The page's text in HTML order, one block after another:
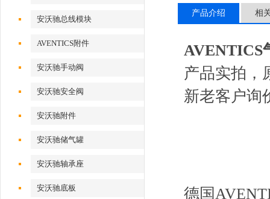
安沃驰总线模块
AVENTICS附件
安沃驰手动阀
安沃驰安全阀
安沃驰附件
安沃驰储气罐
安沃驰轴承座
安沃驰底板
产品介绍 相
AVENTICS
产品实拍，
新老客户询
德国